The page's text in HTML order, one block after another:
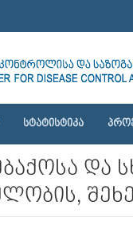
ᲡᲢᲐᲢᲘᲡᲢᲘᲙᲐ
და